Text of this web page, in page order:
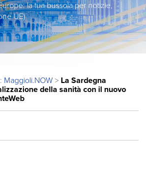
la tua bussola per notizie,
UE)
Maggioli.NOW > La Sardegna
della sanità con il nuovo